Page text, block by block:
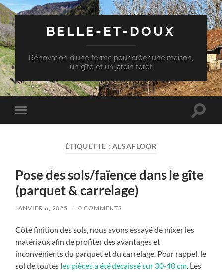
BELLE-ET-DOUX
Rénovation d'une ferme pour créer une maison,
un gîte et un jardin forêt
Toggle
mobile
Toggle
ÉTIQUETTE : ALSAFLOOR
Pose des sols/faïence dans le gîte
(parquet & carrelage)
JANVIER 6, 2025 / 0 COMMENTS
Côté finition des sols, nous avons essayé de mixer les
matériaux afin de profiter des avantages et
inconvénients du parquet et du carrelage. Pour rappel, le
sol de toutes les pièces a été décaissé sur 30-40 cm. Les